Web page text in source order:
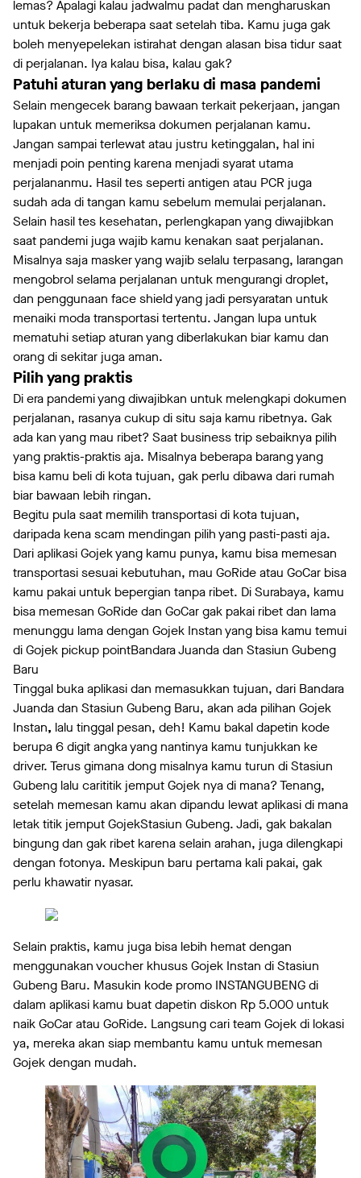
lemas? Apalagi kalau jadwalmu padat dan mengharuskan
untuk bekerja beberapa saat setelah tiba. Kamu juga gak
boleh menyepelekan istirahat dengan alasan bisa tidur saat
di perjalanan. Iya kalau bisa, kalau gak?
Patuhi aturan yang berlaku di masa pandemi
Selain mengecek barang bawaan terkait pekerjaan, jangan
lupakan untuk memeriksa dokumen perjalanan kamu.
Jangan sampai terlewat atau justru ketinggalan, hal ini
menjadi poin penting karena menjadi syarat utama
perjalananmu. Hasil tes seperti antigen atau PCR juga
sudah ada di tangan kamu sebelum memulai perjalanan.
Selain hasil tes kesehatan, perlengkapan yang diwajibkan
saat pandemi juga wajib kamu kenakan saat perjalanan.
Misalnya saja masker yang wajib selalu terpasang, larangan
mengobrol selama perjalanan untuk mengurangi droplet,
dan penggunaan face shield yang jadi persyaratan untuk
menaiki moda transportasi tertentu. Jangan lupa untuk
mematuhi setiap aturan yang diberlakukan biar kamu dan
orang di sekitar juga aman.
Pilih yang praktis
Di era pandemi yang diwajibkan untuk melengkapi dokumen
perjalanan, rasanya cukup di situ saja kamu ribetnya. Gak
ada kan yang mau ribet? Saat business trip sebaiknya pilih
yang praktis-praktis aja. Misalnya beberapa barang yang
bisa kamu beli di kota tujuan, gak perlu dibawa dari rumah
biar bawaan lebih ringan.
Begitu pula saat memilih transportasi di kota tujuan,
daripada kena scam mendingan pilih yang pasti-pasti aja.
Dari aplikasi Gojek yang kamu punya, kamu bisa memesan
transportasi sesuai kebutuhan, mau GoRide atau GoCar bisa
kamu pakai untuk bepergian tanpa ribet. Di Surabaya, kamu
bisa memesan GoRide dan GoCar gak pakai ribet dan lama
menunggu lama dengan Gojek Instan yang bisa kamu temui
di Gojek pickup pointBandara Juanda dan Stasiun Gubeng
Baru
Tinggal buka aplikasi dan memasukkan tujuan, dari Bandara
Juanda dan Stasiun Gubeng Baru, akan ada pilihan Gojek
Instan, lalu tinggal pesan, deh! Kamu bakal dapetin kode
berupa 6 digit angka yang nantinya kamu tunjukkan ke
driver. Terus gimana dong misalnya kamu turun di Stasiun
Gubeng lalu carititik jemput Gojek nya di mana? Tenang,
setelah memesan kamu akan dipandu lewat aplikasi di mana
letak titik jemput GojekStasiun Gubeng. Jadi, gak bakalan
bingung dan gak ribet karena selain arahan, juga dilengkapi
dengan fotonya. Meskipun baru pertama kali pakai, gak
perlu khawatir nyasar.
Selain praktis, kamu juga bisa lebih hemat dengan
menggunakan voucher khusus Gojek Instan di Stasiun
Gubeng Baru. Masukin kode promo INSTANGUBENG di
dalam aplikasi kamu buat dapetin diskon Rp 5.000 untuk
naik GoCar atau GoRide. Langsung cari team Gojek di lokasi
ya, mereka akan siap membantu kamu untuk memesan
Gojek dengan mudah.